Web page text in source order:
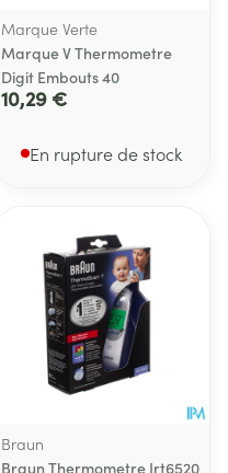
Marque Verte
Marque V Thermometre
Digit Embouts 40
10,29 €
En rupture de stock
Braun
Braun Thermometre Irt6520